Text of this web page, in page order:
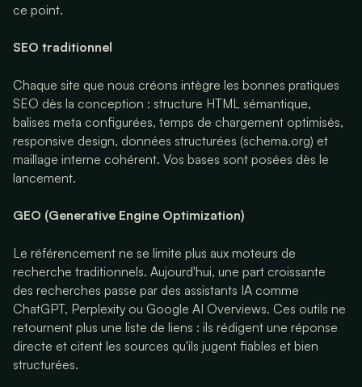
ce point.
SEO traditionnel
Chaque site que nous créons intègre les bonnes pratiques
SEO dès la conception : structure HTML sémantique,
balises meta configurées, temps de chargement optimisés,
responsive design, données structurées (schema.org) et
maillage interne cohérent. Vos bases sont posées dès le
lancement.
GEO (Generative Engine Optimization)
Le référencement ne se limite plus aux moteurs de
recherche traditionnels. Aujourd'hui, une part croissante
des recherches passe par des assistants IA comme
ChatGPT, Perplexity ou Google AI Overviews. Ces outils ne
retournent plus une liste de liens : ils rédigent une réponse
directe et citent les sources qu'ils jugent fiables et bien
structurées.